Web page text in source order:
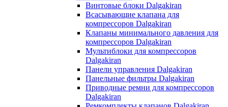
Винтовые блоки Dalgakiran
Всасывающие клапана для
компрессоров Dalgakiran
Клапаны минимального давления для
компрессоров Dalgakiran
Мультиблоки для компрессоров
Dalgakiran
Панели управления Dalgakiran
Панельные фильтры Dalgakiran
Приводные ремни для компрессоров
Dalgakiran